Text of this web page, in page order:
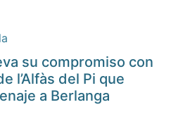
su compromiso con
l’Alfàs del Pi que
a Berlanga